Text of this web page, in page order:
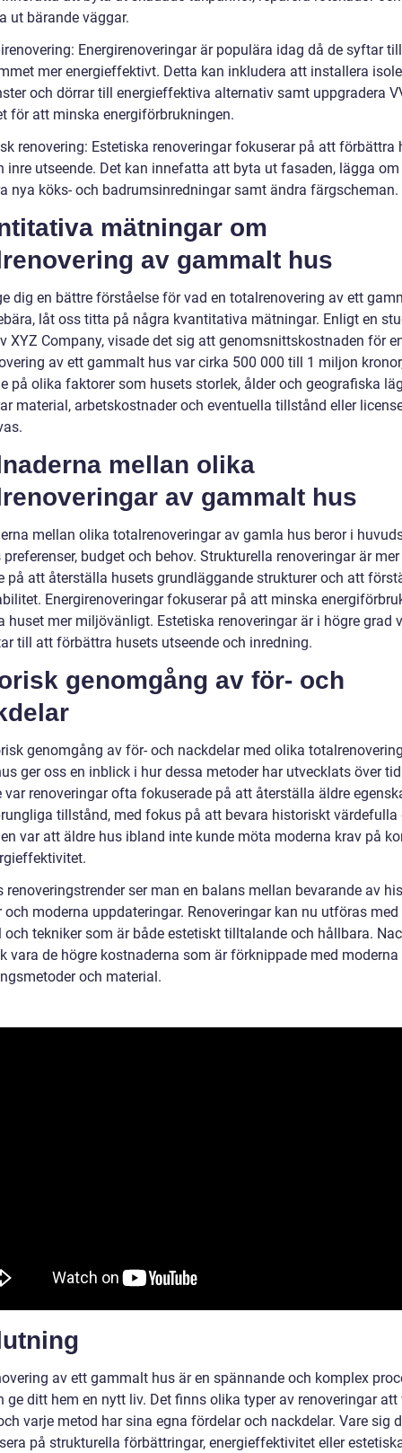
ut bärande väggar.
Energirenoveringar är populära idag då de syftar
mer energieffektivt. Detta kan inkludera att installera
och dörrar till energieffektiva alternativ samt uppgradera
för att minska energiförbrukningen.
renovering: Estetiska renoveringar fokuserar på att förbättra
inre utseende. Det kan innefatta att byta ut fasaden, lägga om
nya köks- och badrumsinredningar samt ändra färgscheman.
mätningar om
av gammalt hus
dig en bättre förståelse för vad en totalrenovering av ett
låt oss titta på några kvantitativa mätningar. Enligt en
XYZ Company, visade det sig att genomsnittskostnaden för
av ett gammalt hus var cirka 500 000 till 1 miljon
på olika faktorer som husets storlek, ålder och geografiska
material, arbetskostnader och eventuella tillstånd eller
mellan olika
av gammalt hus
mellan olika totalrenoveringar av gamla hus beror i
preferenser, budget och behov. Strukturella renoveringar är mer
på att återställa husets grundläggande strukturer och att
Energirenoveringar fokuserar på att minska
huset mer miljövänligt. Estetiska renoveringar är i högre grad
till att förbättra husets utseende och inredning.
genomgång av för- och
genomgång av för- och nackdelar med olika
ger oss en inblick i hur dessa metoder har utvecklats över
var renoveringar ofta fokuserade på att återställa äldre
tillstånd, med fokus på att bevara historiskt värdefulla
var att äldre hus ibland inte kunde möta moderna krav på
renoveringstrender ser man en balans mellan bevarande av
och moderna uppdateringar. Renoveringar kan nu utföras med
och tekniker som är både estetiskt tilltalande och hållbara.
vara de högre kostnaderna som är förknippade med moderna
och material.
av ett gammalt hus är en spännande och komplex
ge ditt hem en nytt liv. Det finns olika typer av renoveringar att
varje metod har sina egna fördelar och nackdelar. Vare sig
på strukturella förbättringar, energieffektivitet eller